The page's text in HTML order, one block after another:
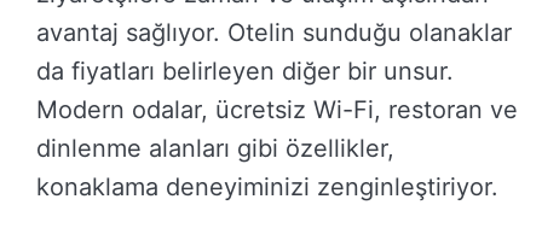
avantaj sağlıyor. Otelin sunduğu olanaklar
da fiyatları belirleyen diğer bir unsur.
Modern odalar, ücretsiz Wi-Fi, restoran ve
dinlenme alanları gibi özellikler,
konaklama deneyiminizi zenginleştiriyor.